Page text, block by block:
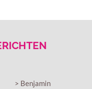
> Benjamin